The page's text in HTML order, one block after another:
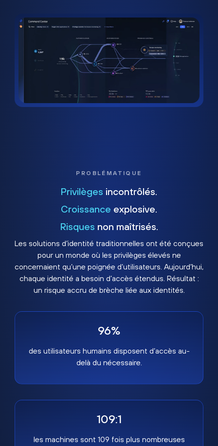
PROBLÉMATIQUE
Privilèges incontrôlés.
Croissance explosive.
Risques non maîtrisés.
Les solutions d’identité traditionnelles ont été conçues
pour un monde où les privilèges élevés ne
concernaient qu’une poignée d’utilisateurs. Aujourd’hui,
chaque identité a besoin d’accès étendus. Résultat :
un risque accru de brèche liée aux identités.
96%
des utilisateurs humains disposent d’accès au-
delà du nécessaire.
109:1
les machines sont 109 fois plus nombreuses